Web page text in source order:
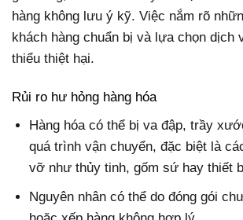
hàng không lưu ý kỹ. Việc nắm rõ
khách hàng chuẩn bị và lựa chọn dịch
thiểu thiệt hại.
Rủi ro hư hỏng hàng hóa
Hàng hóa có thể bị va đập, trầy
quá trình vận chuyển, đặc biệt là
vỡ như thủy tinh, gốm sứ hay thiết
Nguyên nhân có thể do đóng gói